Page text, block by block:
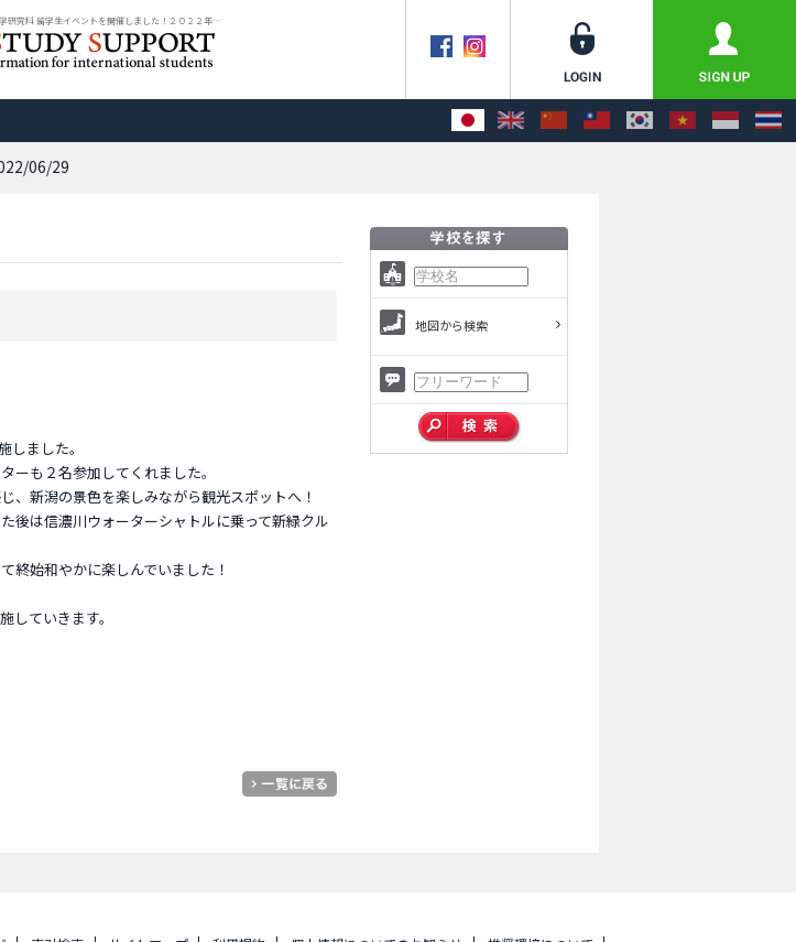
新潟医療福祉大学 医療福祉学研究科 留学生イベントを開催しました！２０２２年６...
06/29
ました。
ーも２名参加してくれました。
、新潟の景色を楽しみながら観光スポットへ！
後は信濃川ウォーターシャトルに乗って新緑クル
終始和やかに楽しんでいました！
ていきます。
地図から検索